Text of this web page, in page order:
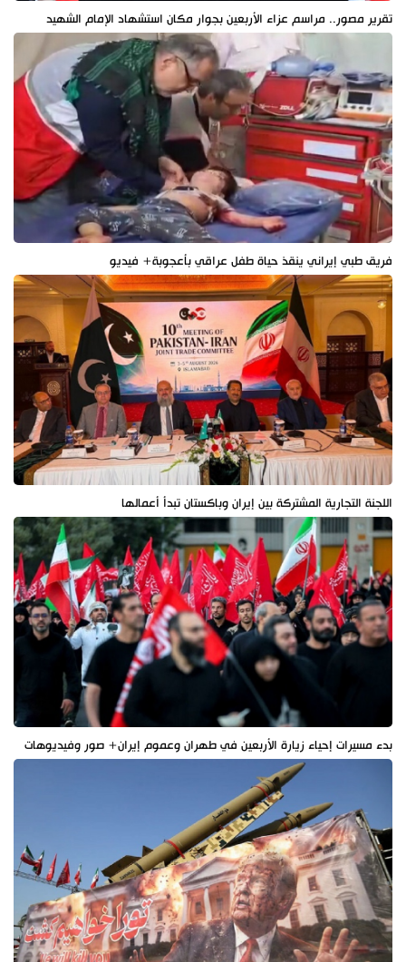
تقرير مصور.. مراسم عزاء الأربعين بجوار مكان استشهاد الإمام الشهيد
فريق طبي إيراني ينقذ حياة طفل عراقي بأعجوبة+ فيديو
اللجنة التجارية المشتركة بين إيران وباكستان تبدأ أعمالها
بدء مسيرات إحياء زيارة الأربعين في طهران وعموم إيران+ صور وفيديوهات